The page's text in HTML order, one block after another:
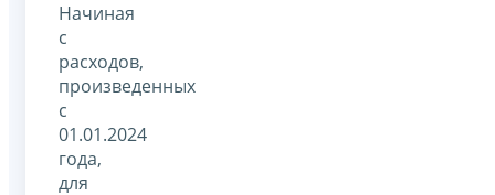
Начиная
с
расходов,
произведенных
с
01.01.2024
года,
для